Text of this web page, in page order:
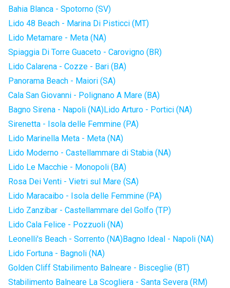
Bahia Blanca - Spotorno (SV)
Lido 48 Beach - Marina Di Pisticci (MT)
Lido Metamare - Meta (NA)
Spiaggia Di Torre Guaceto - Carovigno (BR)
Lido Calarena - Cozze - Bari (BA)
Panorama Beach - Maiori (SA)
Cala San Giovanni - Polignano A Mare (BA)
Bagno Sirena - Napoli (NA)Lido Arturo - Portici (NA)
Sirenetta - Isola delle Femmine (PA)
Lido Marinella Meta - Meta (NA)
Lido Moderno - Castellammare di Stabia (NA)
Lido Le Macchie - Monopoli (BA)
Rosa Dei Venti - Vietri sul Mare (SA)
Lido Maracaibo - Isola delle Femmine (PA)
Lido Zanzibar - Castellammare del Golfo (TP)
Lido Cala Felice - Pozzuoli (NA)
Leonelli's Beach - Sorrento (NA)Bagno Ideal - Napoli (NA)
Lido Fortuna - Bagnoli (NA)
Golden Cliff Stabilimento Balneare - Bisceglie (BT)
Stabilimento Balneare La Scogliera - Santa Severa (RM)